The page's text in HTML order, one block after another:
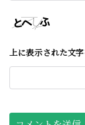
上に表示された文